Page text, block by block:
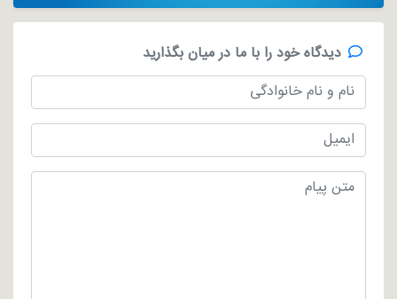
دیدگاه خود را با ما در میان بگذارید